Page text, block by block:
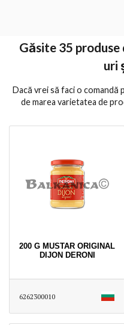
Găsite 35 produse
uri
Dacă vrei să faci o comandă
de marea varietatea de
200 G MUSTAR ORIGINAL
DIJON DERONI
6262300010